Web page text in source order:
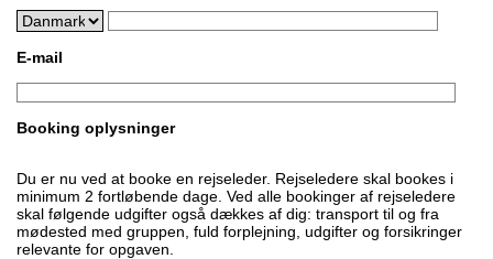
E-mail
Booking oplysninger
Du er nu ved at booke en rejseleder. Rejseledere skal bookes i
minimum 2 fortløbende dage. Ved alle bookinger af rejseledere
skal følgende udgifter også dækkes af dig: transport til og fra
mødested med gruppen, fuld forplejning, udgifter og forsikringer
relevante for opgaven.